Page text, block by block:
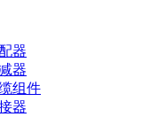
器
器
组件
器